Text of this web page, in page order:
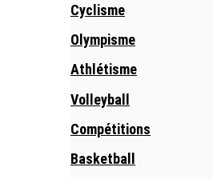
Cyclisme
Olympisme
Athlétisme
Volleyball
Compétitions
Basketball